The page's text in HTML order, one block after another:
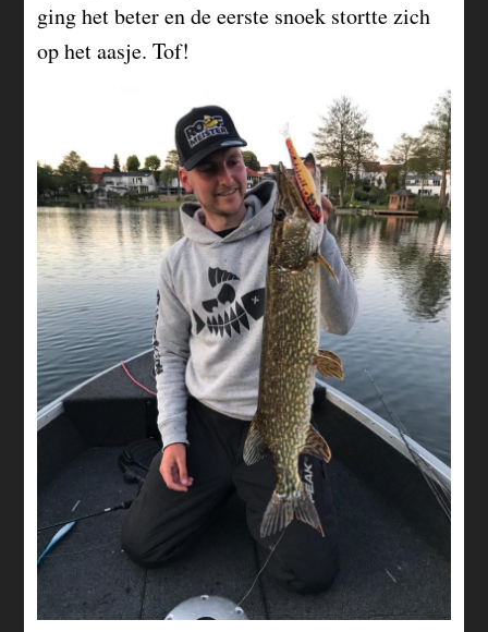
ging het beter en de eerste snoek stortte zich
op het aasje. Tof!